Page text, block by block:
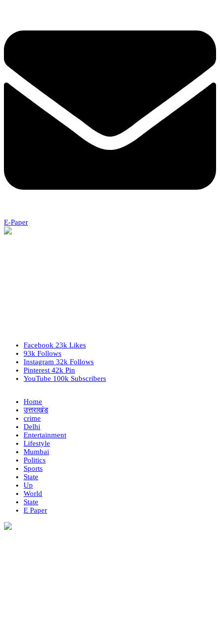
E-Paper
Facebook 23k Likes
93k Follows
Instagram 32k Follows
Pinterest 42k Pin
YouTube 100k Subscribers
Home
उत्तराखंड
crime
Delhi
Entertainment
Lifestyle
Mumbai
Politics
Sports
State
Up
World
State
E Paper